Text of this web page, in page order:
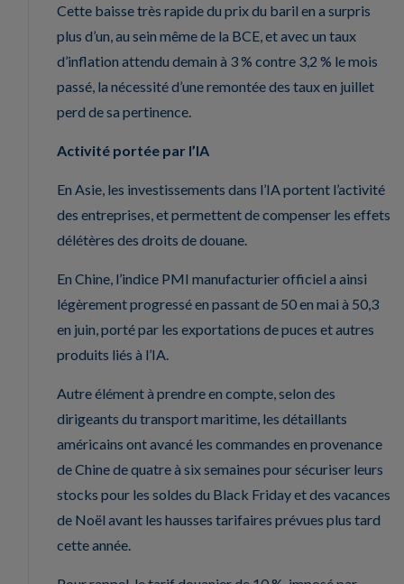
Cette baisse très rapide du prix du baril en a surpris
plus d’un, au sein même de la BCE, et avec un taux
d’inflation attendu demain à 3 % contre 3,2 % le mois
passé, la nécessité d’une remontée des taux en juillet
perd de sa pertinence.
Activité portée par l’IA
En Asie, les investissements dans l’IA portent l’activité
des entreprises, et permettent de compenser les effets
délétères des droits de douane.
En Chine, l’indice PMI manufacturier officiel a ainsi
légèrement progressé en passant de 50 en mai à 50,3
en juin, porté par les exportations de puces et autres
produits liés à l’IA.
Autre élément à prendre en compte, selon des
dirigeants du transport maritime, les détaillants
américains ont avancé les commandes en provenance
de Chine de quatre à six semaines pour sécuriser leurs
stocks pour les soldes du Black Friday et des vacances
de Noël avant les hausses tarifaires prévues plus tard
cette année.